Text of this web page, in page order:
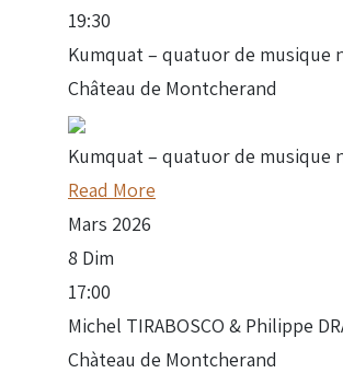
19:30
Kumquat – quatuor de
Château de Montcherand
Kumquat – quatuor de
Read More
Mars 2026
8 Dim
17:00
Michel TIRABOSCO & Philippe
Chàteau de Montcherand